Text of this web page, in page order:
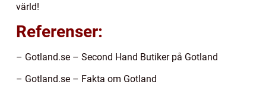
värld!
Referenser:
– Gotland.se – Second Hand Butiker på Gotland
– Gotland.se – Fakta om Gotland